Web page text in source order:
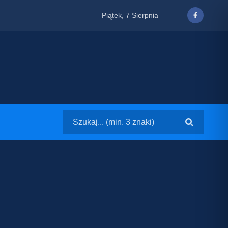
Piątek, 7 Sierpnia